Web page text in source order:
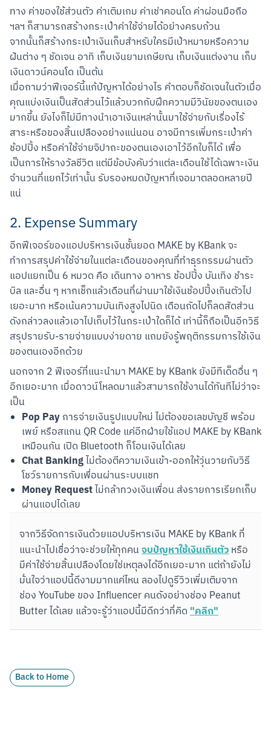
ทาง ค่าของใช้ส่วนตัว ค่าเติมเกม ค่าเช่าคอนโด ค่าผ่อนมือถือ
ฯลฯ ก็สามารถสร้างกระเป๋าค่าใช้จ่ายได้อย่างครบถ้วน
จากนั้นก็สร้างกระเป๋าเงินเก็บสำหรับใครมีเป้าหมายหรือความ
ฝันต่าง ๆ ชัดเจน อาทิ เก็บเงินยามเกษียณ เก็บเงินแต่งงาน เก็บ
เงินดาวน์คอนโด เป็นต้น
เมื่อถามว่าฟีเจอร์นี้แก้ปัญหาได้อย่างไร คำตอบก็ชัดเจนในตัวเมื่อ
คุณแบ่งเงินเป็นสัดส่วนไว้แล้วบวกกับฝึกความมีวินัยของตนเอง
มากขึ้น ยังไงก็ไม่มีทางนำเอาเงินเหล่านั้นมาใช้จ่ายกับเรื่องไร้
สาระหรือของสิ้นเปลืองอย่างแน่นอน อาจมีการเพิ่มกระเป๋าค่า
ช้อปปิ้ง หรือค่าใช้จ่ายจิปาถะของตนเองเอาไว้อีกใบก็ได้ เพื่อ
เป็นการให้รางวัลชีวิต แต่มีข้อบังคับว่าแต่ละเดือนใช้ได้เฉพาะเงิน
จำนวนที่แยกไว้เท่านั้น รับรองหมดปัญหาที่เจอมาตลอดหลายปี
แน่
2. Expense Summary
อีกฟีเจอร์ของแอปบริหารเงินชั้นยอด MAKE by KBank จะ
ทำการสรุปค่าใช้จ่ายในแต่ละเดือนของคุณที่ทำธุรกรรมผ่านตัว
แอปแยกเป็น 6 หมวด คือ เดินทาง อาหาร ช้อปปิ้ง บันเทิง ชำระ
บิล และอื่น ๆ หากเช็กแล้วเดือนที่ผ่านมาใช้เงินช้อปปิ้งเกินตัวไป
เยอะมาก หรือเน้นความบันเทิงสูงไปนิด เดือนถัดไปก็ลดสัดส่วน
ดังกล่าวลงแล้วเอาไปเก็บไว้ในกระเป๋าใดก็ได้ เท่านี้ก็ถือเป็นอีกวิธี
สรุปรายรับ-รายจ่ายแบบง่ายดาย แถมยังรู้พฤติกรรมการใช้เงิน
ของตนเองอีกด้วย
นอกจาก 2 ฟีเจอร์ที่แนะนำมา MAKE by KBank ยังมีทีเด็ดอื่น ๆ
อีกเยอะมาก เมื่อดาวน์โหลดมาแล้วสามารถใช้งานได้ทันทีไม่ว่าจะ
เป็น
Pop Payการจ่ายเงินรูปแบบใหม่ ไม่ต้องขอเลขบัญชี พร้อม
เพย์ หรือสแกน QR Code แค่อีกฝ่ายใช้แอป MAKE by KBank
เหมือนกัน เปิด Bluetooth ก็โอนเงินได้เลย
Chat Bankingไม่ต้องตีความเงินเข้า-ออกให้วุ่นวายกับวิธี
โชว์รายการกับเพื่อนผ่านระบบแชท
Money Requestไม่กล้าทวงเงินเพื่อน ส่งรายการเรียกเก็บ
ผ่านแอปได้เลย
จากวิธีจัดการเงินด้วยแอปบริหารเงิน MAKE by KBank ที่
แนะนำไปเชื่อว่าจะช่วยให้ทุกคน จบปัญหาใช้เงินเกินตัว หรือ
มีค่าใช้จ่ายสิ้นเปลืองโดยใช่เหตุลงได้อีกเยอะมาก แต่ถ้ายังไม่
มั่นใจว่าแอปนี้ดีงามมากแค่ไหน ลองไปดูรีวิวเพิ่มเติมจาก
ช่อง YouTube ของ Influencer คนดังอย่างช่อง Peanut
Butter ได้เลย แล้วจะรู้ว่าแอปนี้มีดีกว่าที่คิด "คลิก"
Back to Home